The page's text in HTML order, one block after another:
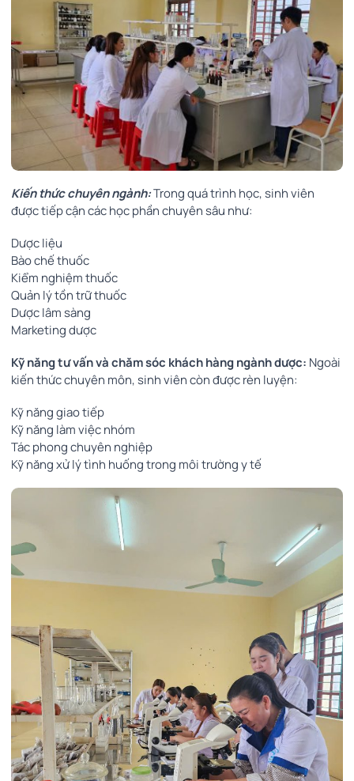
Kiến thức chuyên ngành:Trong quá trình học, sinh viên
được tiếp cận các học phần chuyên sâu như:
Dược liệu
Bào chế thuốc
Kiểm nghiệm thuốc
Quản lý tồn trữ thuốc
Dược lâm sàng
Marketing dược
Kỹ năng tư vấn và chăm sóc khách hàng ngành dược: Ngoài
kiến thức chuyên môn, sinh viên còn được rèn luyện:
Kỹ năng giao tiếp
Kỹ năng làm việc nhóm
Tác phong chuyên nghiệp
Kỹ năng xử lý tình huống trong môi trường y tế